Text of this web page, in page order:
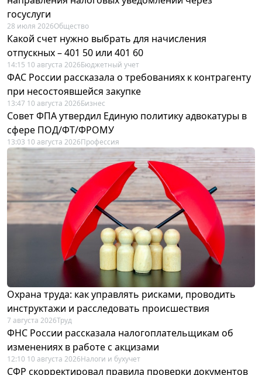
госуслуги
28 июля 2026Общество
Какой счет нужно выбрать для начисления
отпускных – 401 50 или 401 60
14:15 10 августа 2026Бюджетный учет
ФАС России рассказала о требованиях к контрагенту
при несостоявшейся закупке
13:47 10 августа 2026Бизнес
Совет ФПА утвердил Единую политику адвокатуры в
сфере ПОД/ФТ/ФРОМУ
13:03 10 августа 2026Профессия
Охрана труда: как управлять рисками, проводить
инструктажи и расследовать происшествия
7 августа 2026Труд
ФНС России рассказала налогоплательщикам об
изменениях в работе с акцизами
12:10 10 августа 2026Налоги и бухучет
СФР скорректировал правила проверки документов